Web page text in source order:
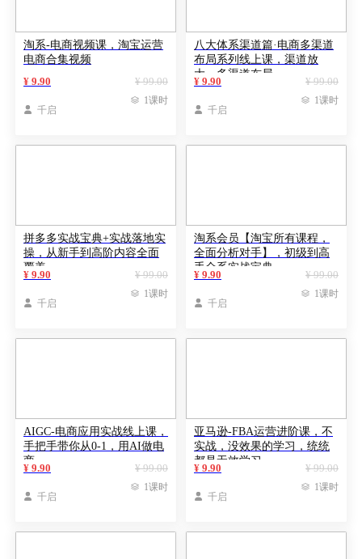
淘系-电商视频课，淘宝运营
电商合集视频
¥ 99.00
¥ 9.90
 千启
 1课时
八大体系渠道篇·电商多渠道
布局系列线上课，渠道放
大，多渠道布局
¥ 99.00
¥ 9.90
 千启
 1课时
拼多多实战宝典+实战落地实
操，从新手到高阶内容全面
覆盖
¥ 99.00
¥ 9.90
 千启
 1课时
淘系会员【淘宝所有课程，
全面分析对手】，初级到高
手全系实战宝典
¥ 99.00
¥ 9.90
 千启
 1课时
AIGC-电商应用实战线上课，
手把手带你从0-1，用AI做电
商
¥ 99.00
¥ 9.90
 千启
 1课时
亚马逊-FBA运营进阶课，不
实战，没效果的学习，统统
都是无效学习
¥ 99.00
¥ 9.90
 千启
 1课时